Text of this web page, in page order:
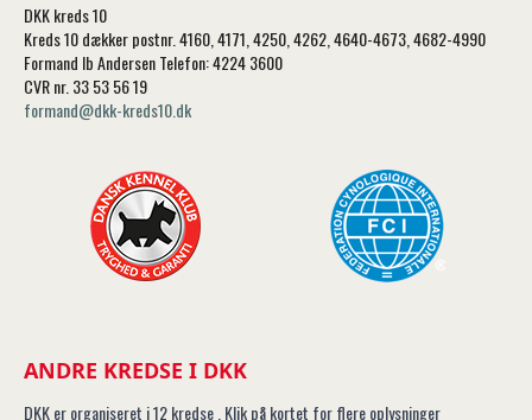
DKK kreds 10
Kreds 10 dækker postnr. 4160, 4171, 4250, 4262, 4640-4673, 4682-4990
Formand Ib Andersen Telefon: 4224 3600
CVR nr. 33 53 56 19
formand@dkk-kreds10.dk
ANDRE KREDSE I DKK
DKK er organiseret i 12 kredse . Klik på kortet for flere oplysninger